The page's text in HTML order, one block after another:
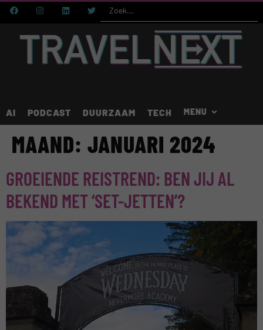
AI PODCAST DUURZAAM TECH
MAAND: JANUARI 2024
GROEIENDE REISTREND: BEN JIJ AL
BEKEND MET ‘SET-JETTEN’?